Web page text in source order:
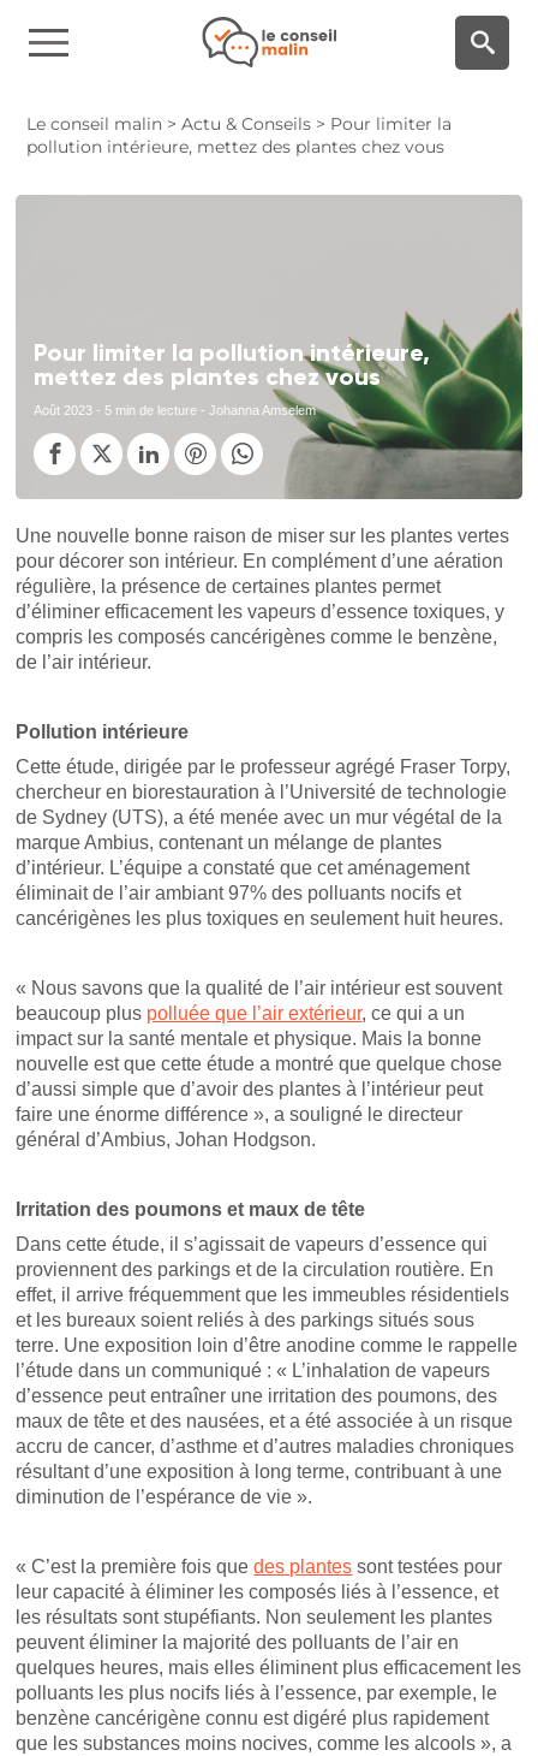
Le conseil malin >Actu & Conseils > Pour limiter la
pollution intérieure, mettez des plantes chez vous
Pour limiter la pollution intérieure,
mettez des plantes chez vous
Août 2023 - 5 min de lecture - Johanna Amselem
Une nouvelle bonne raison de miser sur les plantes vertes
pour décorer son intérieur. En complément d’une aération
régulière, la présence de certaines plantes permet
d’éliminer efficacement les vapeurs d’essence toxiques, y
compris les composés cancérigènes comme le benzène,
de l’air intérieur.
Pollution intérieure
Cette étude, dirigée par le professeur agrégé Fraser Torpy,
chercheur en biorestauration à l’Université de technologie
de Sydney (UTS), a été menée avec un mur végétal de la
marque Ambius, contenant un mélange de plantes
d’intérieur. L’équipe a constaté que cet aménagement
éliminait de l’air ambiant 97% des polluants nocifs et
cancérigènes les plus toxiques en seulement huit heures.
« Nous savons que la qualité de l’air intérieur est souvent
beaucoup plus polluée que l’air extérieur, ce qui a un
impact sur la santé mentale et physique. Mais la bonne
nouvelle est que cette étude a montré que quelque chose
d’aussi simple que d’avoir des plantes à l’intérieur peut
faire une énorme différence », a souligné le directeur
général d’Ambius, Johan Hodgson.
Irritation des poumons et maux de tête
Dans cette étude, il s’agissait de vapeurs d’essence qui
proviennent des parkings et de la circulation routière. En
effet, il arrive fréquemment que les immeubles résidentiels
et les bureaux soient reliés à des parkings situés sous
terre. Une exposition loin d’être anodine comme le rappelle
l’étude dans un communiqué : « L’inhalation de vapeurs
d’essence peut entraîner une irritation des poumons, des
maux de tête et des nausées, et a été associée à un risque
accru de cancer, d’asthme et d’autres maladies chroniques
résultant d’une exposition à long terme, contribuant à une
diminution de l’espérance de vie ».
« C’est la première fois quedes plantes sont testées pour
leur capacité à éliminer les composés liés à l’essence, et
les résultats sont stupéfiants. Non seulement les plantes
peuvent éliminer la majorité des polluants de l’air en
quelques heures, mais elles éliminent plus efficacement les
polluants les plus nocifs liés à l’essence, par exemple, le
benzène cancérigène connu est digéré plus rapidement
que les substances moins nocives, comme les alcools », a